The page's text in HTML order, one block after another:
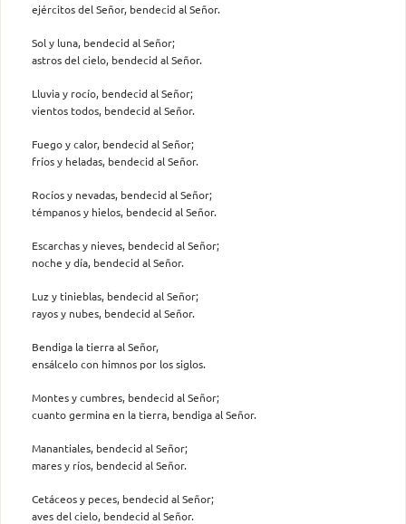
ejércitos del Señor, bendecid al Señor.
Sol y luna, bendecid al Señor;
astros del cielo, bendecid al Señor.
Lluvia y rocío, bendecid al Señor;
vientos todos, bendecid al Señor.
Fuego y calor, bendecid al Señor;
fríos y heladas, bendecid al Señor.
Rocíos y nevadas, bendecid al Señor;
témpanos y hielos, bendecid al Señor.
Escarchas y nieves, bendecid al Señor;
noche y día, bendecid al Señor.
Luz y tinieblas, bendecid al Señor;
rayos y nubes, bendecid al Señor.
Bendiga la tierra al Señor,
ensálcelo con himnos por los siglos.
Montes y cumbres, bendecid al Señor;
cuanto germina en la tierra, bendiga al Señor.
Manantiales, bendecid al Señor;
mares y ríos, bendecid al Señor.
Cetáceos y peces, bendecid al Señor;
aves del cielo, bendecid al Señor.